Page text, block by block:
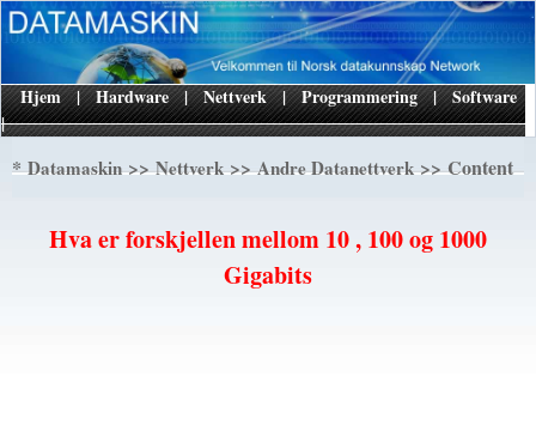
|
Hjem | Hardware | Nettverk | Programmering | Software
*Datamaskin>>Nettverk>>Andre Datanettverk>> Content
Hva er forskjellen mellom 10 , 100 og 1000
Gigabits